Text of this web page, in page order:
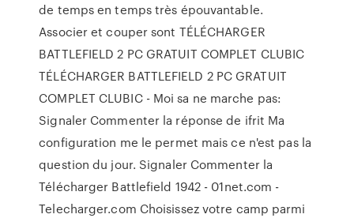
de temps en temps très épouvantable.
Associer et couper sont TÉLÉCHARGER
BATTLEFIELD 2 PC GRATUIT COMPLET CLUBIC
TÉLÉCHARGER BATTLEFIELD 2 PC GRATUIT
COMPLET CLUBIC - Moi sa ne marche pas:
Signaler Commenter la réponse de ifrit Ma
configuration me le permet mais ce n'est pas la
question du jour. Signaler Commenter la
Télécharger Battlefield 1942 - 01net.com -
Telecharger.com Choisissez votre camp parmi